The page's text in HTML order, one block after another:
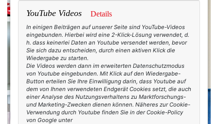
YouTube Videos Details
In einigen Beiträgen auf unserer Seite sind YouTube-Videos
eingebunden. Hierbei wird eine 2-Klick-Lösung verwendet, d.
h. dass keinerlei Daten an Youtube versendet werden, bevor
Sie sich dazu entscheiden, durch einen aktiven Klick die
Wiedergabe zu starten.
Die Videos werden dann im erweiterten Datenschutzmodus
von Youtube eingebunden. Mit Klick auf den Wiedergabe-
Button erteilen Sie Ihre Einwilligung darin, dass Youtube auf
dem von Ihnen verwendeten Endgerät Cookies setzt, die auch
einer Analyse des Nutzungsverhaltens zu Marktforschungs-
und Marketing-Zwecken dienen können. Näheres zur Cookie-
Verwendung durch Youtube finden Sie in der Cookie-Policy
von Google unter